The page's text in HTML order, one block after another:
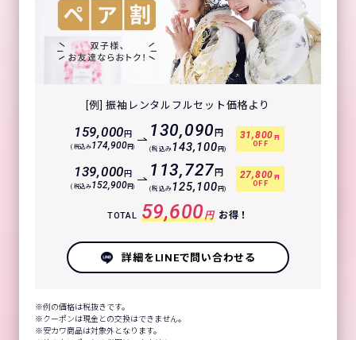
[例] 振袖レンタルフルセット価格より
159,000円
(税込み174,900円)
130,090 円
(税込み143,100 円)
31,800 円
OFF
139,000円
(税込み152,900円)
113,727 円
(税込み125,100 円)
27,800 円
OFF
TOTAL 59,600円 お得！
詳細をLINEで問い合わせる
例の価格は税抜きです。
クーポンは現金との交換はできません。
安カワ商品は対象外となります。